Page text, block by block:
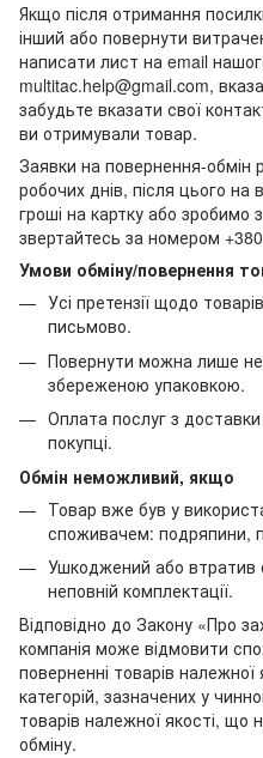
Якщо після отримання
інший або повернути
написати лист на email
multitac.help@gmail.com,
забудьте вказати свої
ви отримували товар.
Заявки на повернення-обмін
робочих днів, після цього
гроші на картку або зробимо
звертайтесь за номером
Умови обміну/повернення
Усі претензії щодо
письмово.
Повернути можна лише
збереженою упаковкою.
Оплата послуг з
покупці.
Обмін неможливий, якщо
Товар вже був у
споживачем: подряпини,
Ушкоджений або втратив
неповній комплектації.
Відповідно до Закону «Про
компанія може відмовити
поверненні товарів
категорій, зазначених у
товарів належної якості,
обміну.